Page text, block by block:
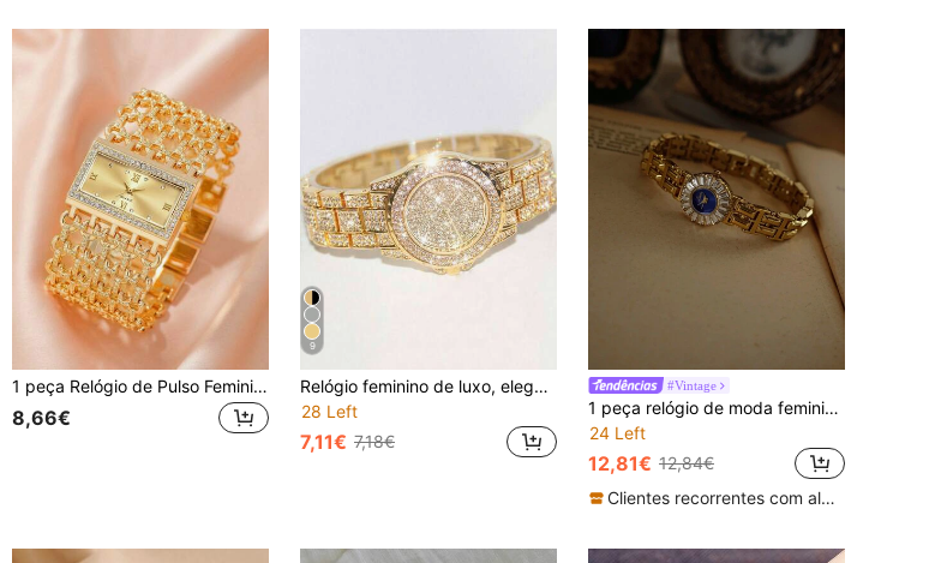
1 peça Relógio de Pulso Feminino de Quartzo Dourado de Luxo Vazado, Mostrador Quadrado com Strass e Pulseira Larga de Metal Vazado, Vintage Requintado Brilhante e Chamativo, Acessório Feminino Leve Elegante de Luxo, Adequado como Presente de Formatura, Aniversário e Dia dos Namorados para Mulheres, Realça o Temperamento Nobre no Uso Diário
8,66€
9
Relógio feminino de luxo, elegante e moderno, com pulseira de aço e mecanismo redondo cravejado de diamantes. Ideal para festas, celebrações, casamentos, volta às aulas e uso diário. O presente perfeito para mulheres.
28 Left
7,11€ 7,18€
#Vintage
1 peça relógio de moda feminino vintage quadrado dourado com strass e zircônias, pulseira de aço inoxidável, adequado para uso diário, festas, reuniões e eventos - inclui ferramenta de ajuste
24 Left
12,81€ 12,84€
Clientes recorrentes com alta taxa de retorno